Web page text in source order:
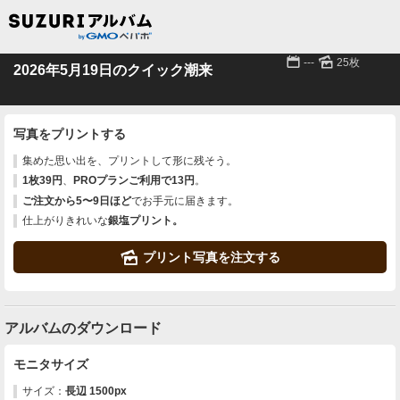
2026年5月19日のクイック潮来 📅 --- 🌄 25枚
写真をプリントする
集めた思い出を、プリントして形に残そう。
1枚39円 、 PROプランご利用で13円 。
ご注文から5〜9日ほどでお手元に届きます。
仕上がりきれいな銀塩プリント。
🌄 プリント写真を注文する
アルバムのダウンロード
モニタサイズ
サイズ： 長辺 1500px